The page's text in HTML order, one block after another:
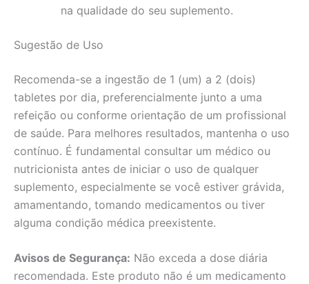
na qualidade do seu suplemento.
Sugestão de Uso
Recomenda-se a ingestão de 1 (um) a 2 (dois)
tabletes por dia, preferencialmente junto a uma
refeição ou conforme orientação de um profissional
de saúde. Para melhores resultados, mantenha o uso
contínuo. É fundamental consultar um médico ou
nutricionista antes de iniciar o uso de qualquer
suplemento, especialmente se você estiver grávida,
amamentando, tomando medicamentos ou tiver
alguma condição médica preexistente.
Avisos de Segurança: Não exceda a dose diária
recomendada. Este produto não é um medicamento